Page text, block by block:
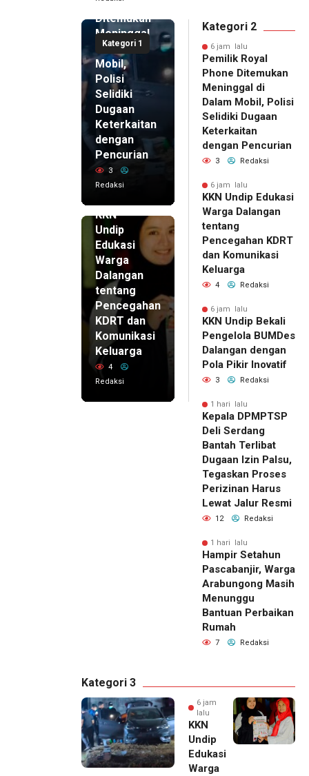
Kategori 1
Phone
Ditemukan
Meninggal
di Dalam
Mobil,
Polisi
Selidiki
Dugaan
Keterkaitan
dengan
Pencurian
3
Redaksi
KKN
Undip
Edukasi
Warga
Dalangan
tentang
Pencegahan
KDRT dan
Komunikasi
Keluarga
4
Redaksi
Kategori 2
6 jam lalu
Pemilik Royal
Phone Ditemukan
Meninggal di
Dalam Mobil, Polisi
Selidiki Dugaan
Keterkaitan
dengan Pencurian
3 Redaksi
6 jam lalu
KKN Undip Edukasi
Warga Dalangan
tentang
Pencegahan KDRT
dan Komunikasi
Keluarga
4 Redaksi
6 jam lalu
KKN Undip Bekali
Pengelola BUMDes
Dalangan dengan
Pola Pikir Inovatif
3 Redaksi
1 hari lalu
Kepala DPMPTSP
Deli Serdang
Bantah Terlibat
Dugaan Izin Palsu,
Tegaskan Proses
Perizinan Harus
Lewat Jalur Resmi
12 Redaksi
1 hari lalu
Hampir Setahun
Pascabanjir, Warga
Arabungong Masih
Menunggu
Bantuan Perbaikan
Rumah
7 Redaksi
Kategori 3
6 jam
lalu
KKN
Undip
Edukasi
Warga